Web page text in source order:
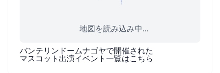
地図を読み込み中...
バンテリンドームナゴヤで開催された
マスコット出演イベント一覧はこちら